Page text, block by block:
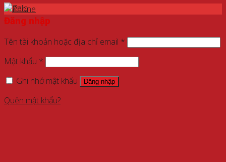
Đăng nhập
Tên tài khoản hoặc địa chỉ email *
Mật khẩu *
Ghi nhớ mật khẩu
Đăng nhập
Quên mật khẩu?